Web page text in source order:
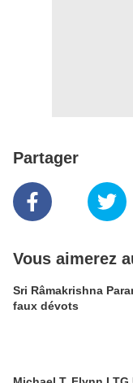
Partager
Vous aimerez
Sri Râmakrishna
faux dévots